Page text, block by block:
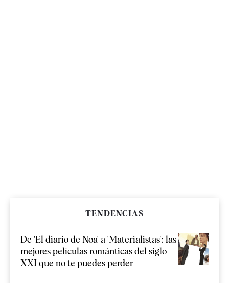
TENDENCIAS
De 'El diario de Noa' a 'Materialistas': las
mejores películas románticas del siglo
XXI que no te puedes perder